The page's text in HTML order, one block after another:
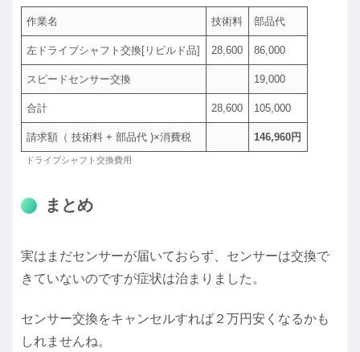
作業名 技術料 部品代
左ドライブシャフト交換[リビルド品] 28,600 86,000
スピードセンサー交換 19,000
合計 28,600 105,000
請求額（ 技術料 + 部品代 )×消費税 146,960円
ドライブシャフト交換費用
まとめ
実はまだセンサーが届いておらず、センサーは交換で
きていないのですが症状は治まりました。
センサー交換をキャンセルすれば２万円安くなるかも
しれませんね。